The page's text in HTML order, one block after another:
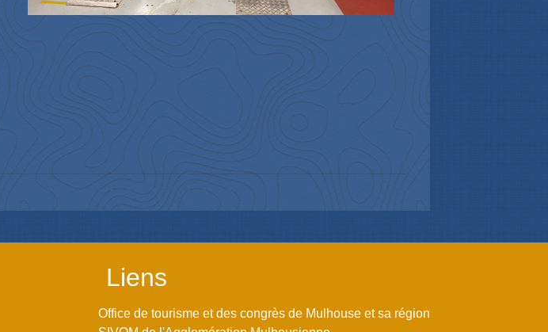
Liens
Office de tourisme et des congrès de Mulhouse et sa région